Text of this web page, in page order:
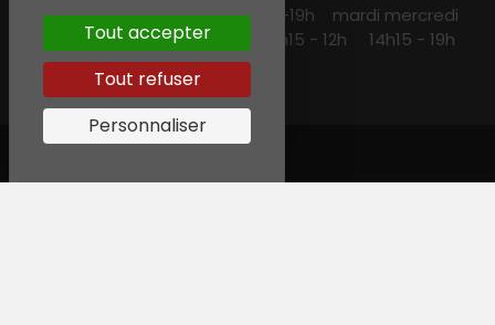
lundi et jeudi 10h15 -13h30 14h30 -19h mardi mercredi
et vendredi 10h15-19h samedi 10h15 - 12h 14h15 - 19h
Tout accepter
Tout refuser
Personnaliser